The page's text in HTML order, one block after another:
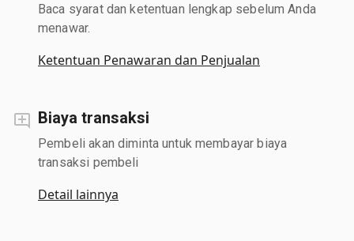
Baca syarat dan ketentuan lengkap sebelum Anda
menawar.
Ketentuan Penawaran dan Penjualan
Biaya transaksi
Pembeli akan diminta untuk membayar biaya
transaksi pembeli
Detail lainnya